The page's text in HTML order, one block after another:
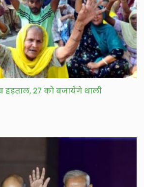
27 को बजायेंगे थाली